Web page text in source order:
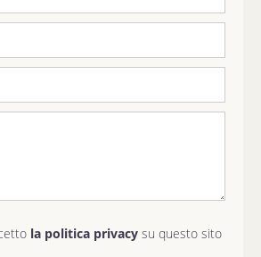
la politica privacy su questo sito